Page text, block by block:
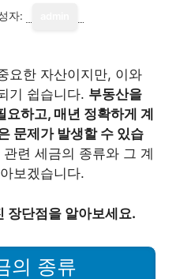
자:
요한 자산이지만, 이와
기 쉽습니다. 부동산을
하고, 매년 정확하게 계
문제가 발생할 수 있습
련 세금의 종류와 그 계
보겠습니다.
장단점을 알아보세요.
의 종류